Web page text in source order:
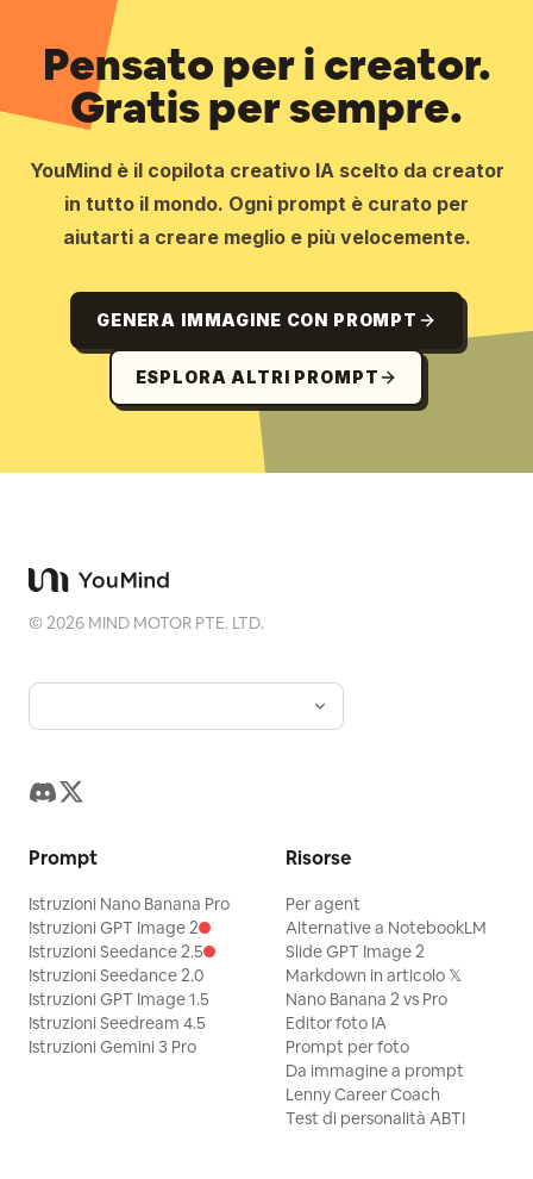
Pensato per i creator.
Gratis per sempre.
YouMind è il copilota creativo IA scelto da creator
in tutto il mondo. Ogni prompt è curato per
aiutarti a creare meglio e più velocemente.
GENERA IMMAGINE CON PROMPT
ESPLORA ALTRI PROMPT
©2026 MIND MOTOR PTE. LTD.
Prompt
Istruzioni Nano Banana Pro
Istruzioni GPT Image 2
Istruzioni Seedance 2.5
Istruzioni Seedance 2.0
Istruzioni GPT Image 1.5
Istruzioni Seedream 4.5
Istruzioni Gemini 3 Pro
Risorse
Per agent
Alternative a NotebookLM
Slide GPT Image 2
Markdown in articolo 𝕏
Nano Banana 2 vs Pro
Editor foto IA
Prompt per foto
Da immagine a prompt
Lenny Career Coach
Test di personalità ABTI